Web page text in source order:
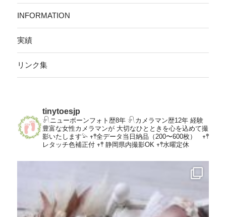
INFORMATION
実績
リンク集
tinytoesjp
𓍯ニューボーンフォト歴8年𓍯カメラマン歴12年経験
豊富な女性カメラマンが大切なひとときを心を込めて撮
影いたします𓅫𖥧𖤣全データ当日納品（200〜600枚）
𖥧𖤣
レタッチ色補正付𖥧𖤣 静岡県内撮影OK 𖥧𖤣水曜定休